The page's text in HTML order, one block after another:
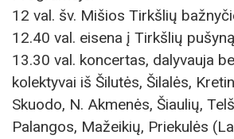
12 val. šv. Mišios Tirkšlių
12.40 val. eisena į Tirkšlių
13.30 val. koncertas, dalyvauja
kolektyvai iš Šilutės, Šilalės,
Skuodo, N. Akmenės, Šiaulių,
Palangos, Mažeikių, Priekulės